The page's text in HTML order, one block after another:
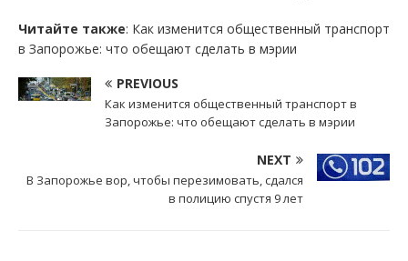
Читайте также: Как изменится общественный транспорт
в Запорожье: что обещают сделать в мэрии
PREVIOUS
Как изменится общественный транспорт в
Запорожье: что обещают сделать в мэрии
NEXT
В Запорожье вор, чтобы перезимовать, сдался
в полицию спустя 9 лет